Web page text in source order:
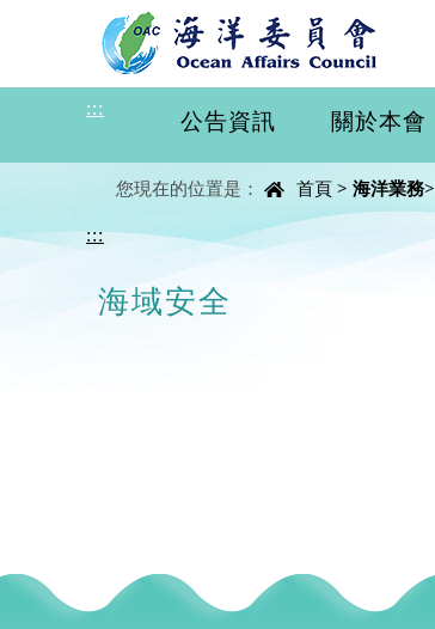
進入內容區塊
:::
公告資訊 關於本會
您現在的位置是： 首頁 > 海洋業務>
:::
海域安全
中央內容區塊